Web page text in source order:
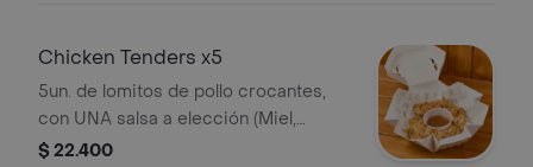
Chicken Tenders x5
5un. de lomitos de pollo crocantes,
con UNA salsa a elección (Miel,
Mostaza BBQ, Salsa Picante o Salsa
$ 22.400